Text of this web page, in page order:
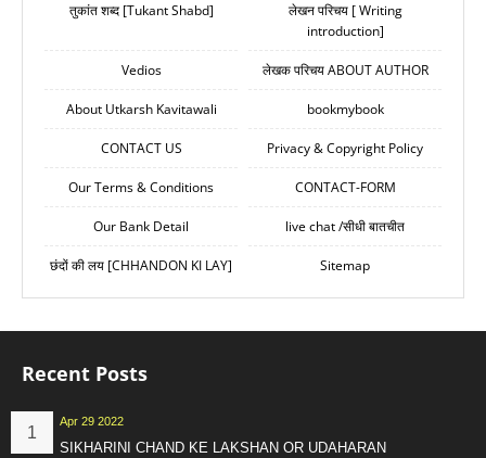
तुकांत शब्द [Tukant Shabd]
लेखन परिचय [ Writing
introduction]
Vedios लेखक परिचय ABOUT AUTHOR
About Utkarsh Kavitawali bookmybook
CONTACT US Privacy & Copyright Policy
Our Terms & Conditions CONTACT-FORM
Our Bank Detail live chat /सीधी बातचीत
छंदों की लय [CHHANDON KI LAY] Sitemap
Recent Posts
Apr 29 2022
SIKHARINI CHAND KE LAKSHAN OR UDAHARAN